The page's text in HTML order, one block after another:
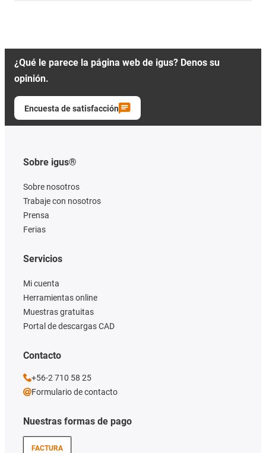
¿Qué le parece la página web de igus? Denos su
opinión.
Encuesta de satisfacción
Sobre igus®
Sobre nosotros
Trabaje con nosotros
Prensa
Ferias
Nuestras formas de pago
FACTURA
Servicios
Mi cuenta
Herramientas online
Muestras gratuitas
Portal de descargas CAD
Contacto
+56-2 710 58 25
Formulario de contacto